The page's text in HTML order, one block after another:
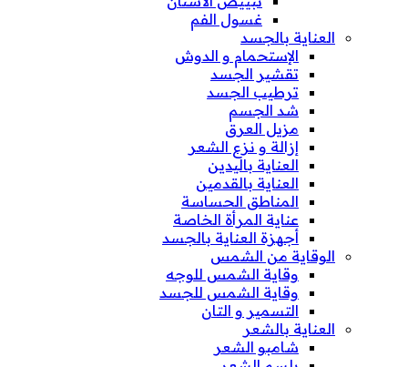
غسول الفم
العناية بالجسد
الإستحمام و الدوش
تقشير الجسد
ترطيب الجسد
شد الجسم
مزيل العرق
إزالة و نزع الشعر
العناية باليدين
العناية بالقدمين
المناطق الحساسة
عناية المرأة الخاصة
أجهزة العناية بالجسد
الوقاية من الشمس
وقاية الشمس للوجه
وقاية الشمس للجسد
التسمير و التان
العناية بالشعر
شامبو الشعر